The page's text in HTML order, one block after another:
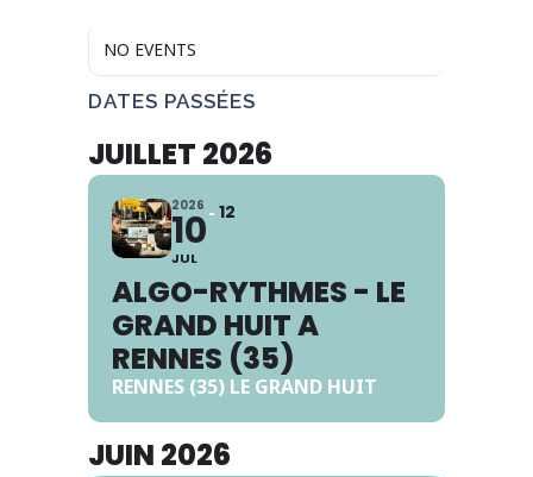
NO EVENTS
DATES PASSÉES
JUILLET 2026
2026
10
JUL
12
ALGO-RYTHMES - LE
GRAND HUIT A
RENNES (35)
RENNES (35) LE GRAND HUIT
JUIN 2026